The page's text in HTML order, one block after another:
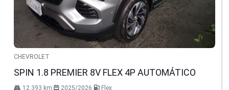
CHEVROLET
SPIN 1.8 PREMIER 8V FLEX 4P AUTOMÁTICO
12.393 km 2025/2026
Flex